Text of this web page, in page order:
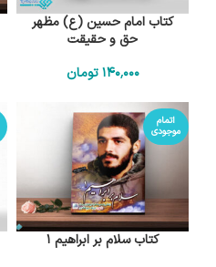
کتاب امام حسین (ع) مظهر
حق و حقیقت
140٬000 تومان
اتمام
موجودی
کتاب سلام بر ابراهیم 1